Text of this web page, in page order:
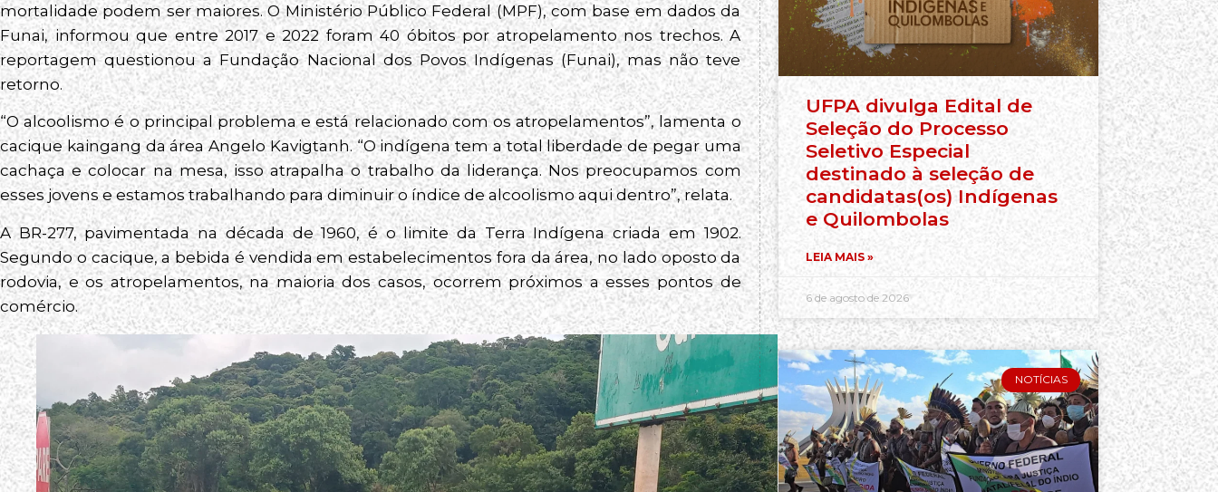
mortalidade podem ser maiores. O Ministério Público Federal (MPF), com base em dados da
Funai, informou que entre 2017 e 2022 foram 40 óbitos por atropelamento nos trechos. A
reportagem questionou a Fundação Nacional dos Povos Indígenas (Funai), mas não teve
retorno.
“O alcoolismo é o principal problema e está relacionado com os atropelamentos”, lamenta o
cacique kaingang da área Angelo Kavigtanh. “O indígena tem a total liberdade de pegar uma
cachaça e colocar na mesa, isso atrapalha o trabalho da liderança. Nos preocupamos com
esses jovens e estamos trabalhando para diminuir o índice de alcoolismo aqui dentro”, relata.
A BR-277, pavimentada na década de 1960, é o limite da Terra Indígena criada em 1902.
Segundo o cacique, a bebida é vendida em estabelecimentos fora da área, no lado oposto da
rodovia, e os atropelamentos, na maioria dos casos, ocorrem próximos a esses pontos de
comércio.
UFPA divulga Edital de
Seleção do Processo
Seletivo Especial
destinado à seleção de
candidatas(os) Indígenas
e Quilombolas
LEIA MAIS »
6 de agosto de 2026
NOTÍCIAS